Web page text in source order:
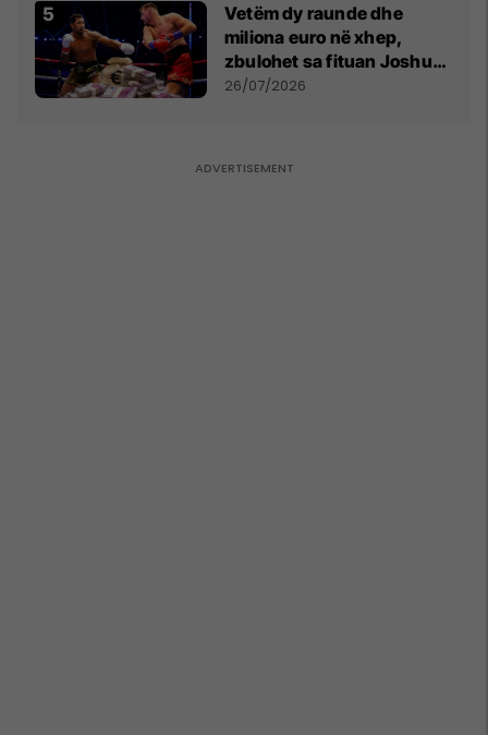
Vetëm dy raunde dhe
miliona euro në xhep,
zbulohet sa fituan Joshua
e Prenga
26/07/2026